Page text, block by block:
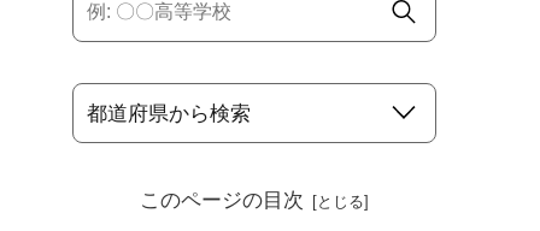
このページの目次